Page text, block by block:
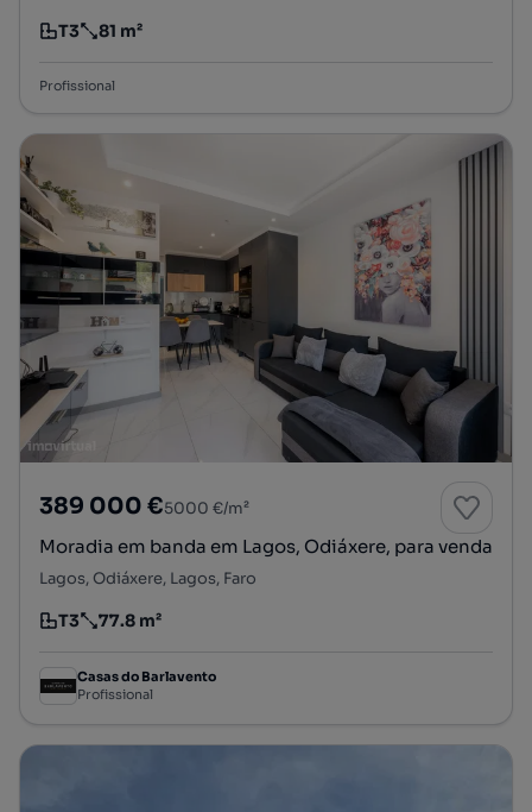
Tipologia
T3
Preço por metro quadrado
81 m²
Profissional
389 000 €5000 €/m²
Moradia em banda em Lagos, Odiáxere, para venda
Lagos, Odiáxere, Lagos, Faro
Tipologia
T3
Preço por metro quadrado
77.8 m²
Casas do Barlavento
Profissional